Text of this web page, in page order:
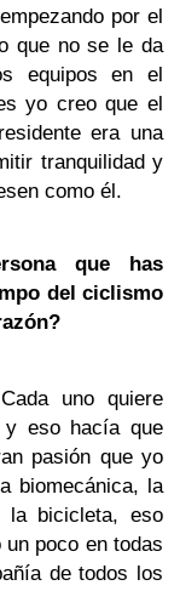
por el
que no se le da
equipos en el
yo creo que el
era una
tranquilidad y
como él.
que has
del ciclismo
uno quiere
y eso hacía que
pasión que yo
biomecánica, la
la bicicleta, eso
poco en todas
de todos los